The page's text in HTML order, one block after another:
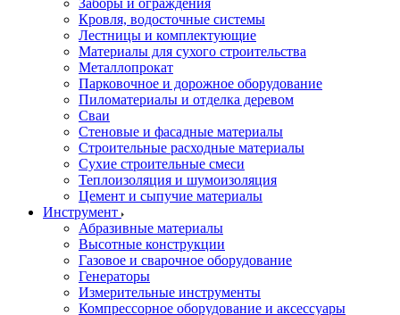
Заборы и ограждения
Кровля, водосточные системы
Лестницы и комплектующие
Материалы для сухого строительства
Металлопрокат
Парковочное и дорожное оборудование
Пиломатериалы и отделка деревом
Сваи
Стеновые и фасадные материалы
Строительные расходные материалы
Сухие строительные смеси
Теплоизоляция и шумоизоляция
Цемент и сыпучие материалы
Инструмент
Абразивные материалы
Высотные конструкции
Газовое и сварочное оборудование
Генераторы
Измерительные инструменты
Компрессорное оборудование и аксессуары